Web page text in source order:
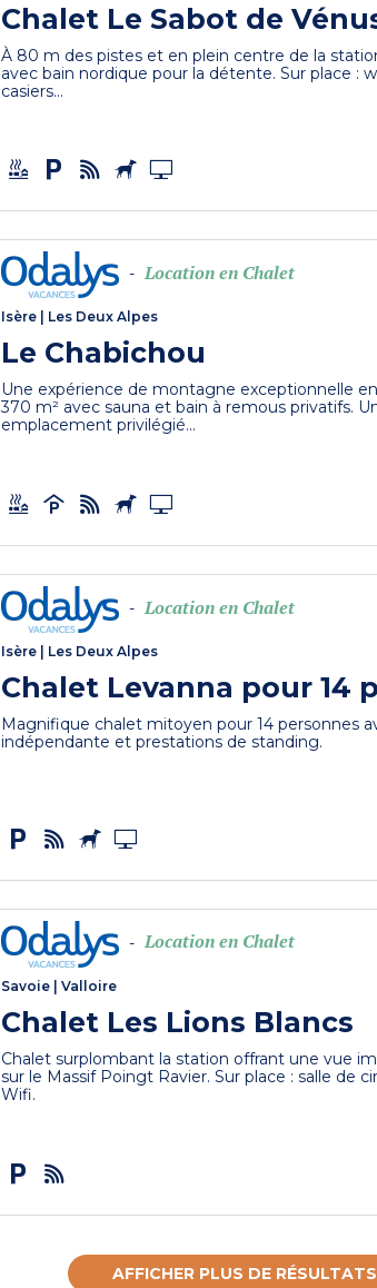
Chalet Le Sabot de
À 80 m des pistes et en plein centre de la
avec bain nordique pour la détente. Sur place :
casiers...
- Location en Chalet
Isère Les Deux Alpes
Le Chabichou
Une expérience de montagne exceptionnelle
370 m² avec sauna et bain à remous privatifs.
emplacement privilégié...
- Location en Chalet
Isère Les Deux Alpes
Chalet Levanna pour 14
Magnifique chalet mitoyen pour 14 personnes
indépendante et prestations de standing.
- Location en Chalet
Savoie |Valloire
Chalet Les Lions Blancs
Chalet surplombant la station offrant une vue
sur le Massif Poingt Ravier. Sur place : salle de
Wifi.
AFFICHER PLUS DE RÉSULTATS